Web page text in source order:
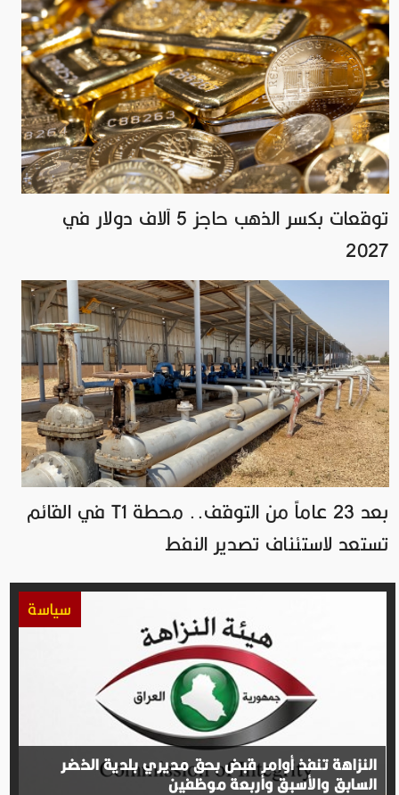
توقعات بكسر الذهب حاجز 5 آلاف دولار في
2027
بعد 23 عاماً من التوقف.. محطة T1 في القائم
تستعد لاستئناف تصدير النفط
سياسة
النزاهة تنفذ أوامر قبض بحق مديري بلدية الخضر
السابق والأسبق وأربعة موظفين